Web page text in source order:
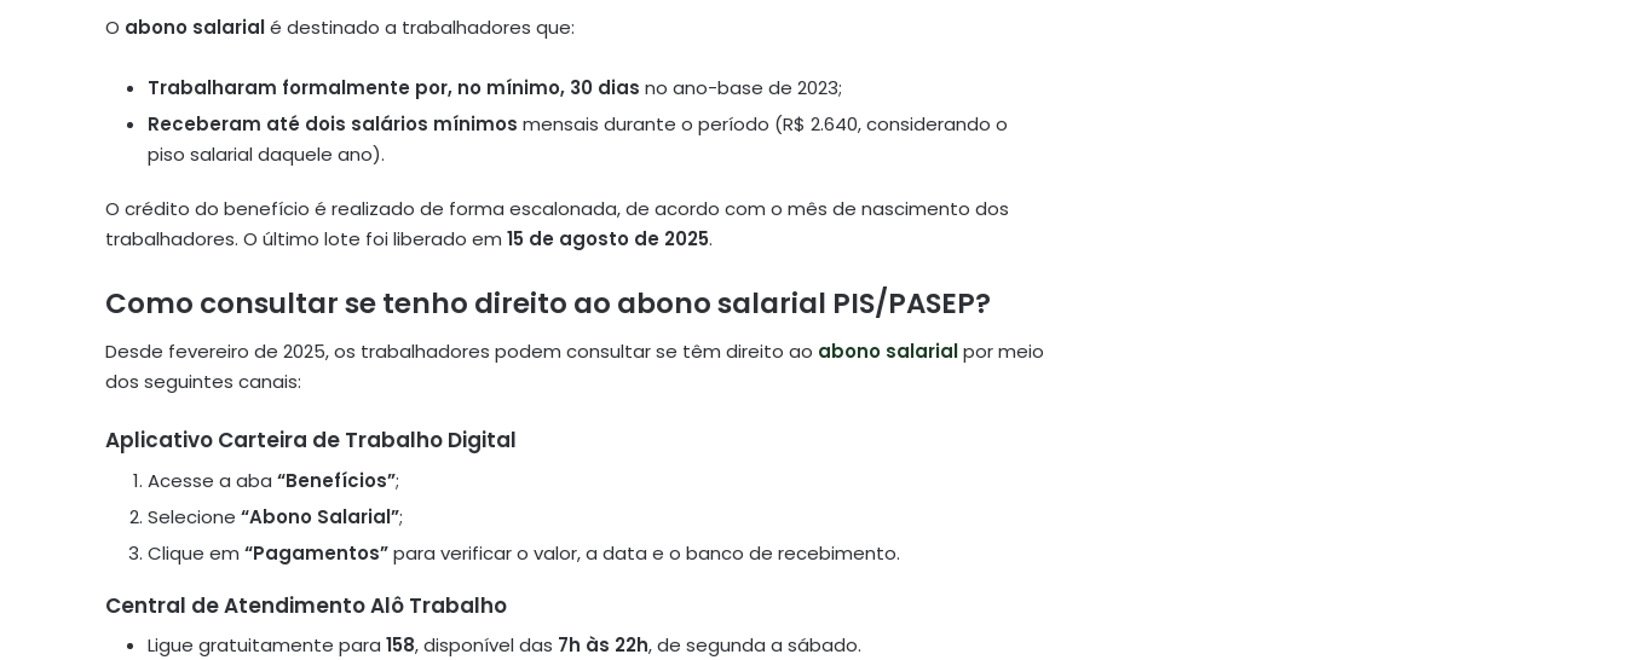
O abono salarialé destinado a trabalhadores que:
Trabalharam formalmente por, no mínimo, 30 dias no ano-base de 2023;
Receberam até dois salários mínimos mensais durante o período (R$ 2.640, considerando o
piso salarial daquele ano).
O crédito do benefício é realizado de forma escalonada, de acordo com o mês de nascimento dos
trabalhadores. O último lote foi liberado em 15 de agosto de 2025.
Como consultar se tenho direito ao abono salarial PIS/PASEP?
Desde fevereiro de 2025, os trabalhadores podem consultar se têm direito ao abono salarialpor meio
dos seguintes canais:
Aplicativo Carteira de Trabalho Digital
Acesse a aba “Benefícios”;
Selecione “Abono Salarial”;
Clique em “Pagamentos”para verificar o valor, a data e o banco de recebimento.
Central de Atendimento Alô Trabalho
Ligue gratuitamente para 158, disponível das 7h às 22h, de segunda a sábado.